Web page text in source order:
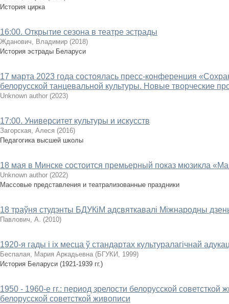
История цирка
16:00. Открытие сезона в театре эстрады
Жданович, Владимир (2018)
История эстрады Беларуси
17 марта 2023 года состоялась пресс-конференция
белорусской танцевальной культуры. Новые творческие
Unknown author (2023)
17:00. Университет культуры и искусств
Загорская, Алеся (2016)
Педагогика высшей школы
18 мая в Минске состоится премьерный показ мюзикла
Unknown author (2022)
Массовые представления и театрализованные праздники
18 траўня студэнты БДУКіМ адсвяткавалі Міжнародны
Павлович, А. (2010)
1920-я гады і іх месца ў стандартах культуралагічнай
Беспалая, Мария Аркадьевна (БГУКИ, 1999)
История Беларуси (1921-1939 гг.)
1950 - 1960-е гг.: период зрелости белорусской советсткой
белорусской советсткой живописи